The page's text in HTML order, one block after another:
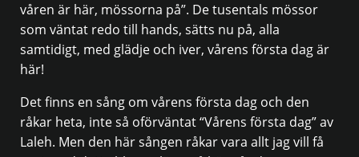
våren är här, mössorna på”. De tusentals mössor
som väntat redo till hands, sätts nu på, alla
samtidigt, med glädje och iver, vårens första dag är
här!
Det finns en sång om vårens första dag och den
råkar heta, inte så oförväntat “Vårens första dag” av
Laleh. Men den här sången råkar vara allt jag vill få